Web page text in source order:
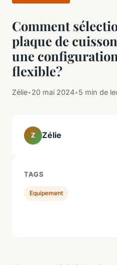
Comment
plaque de
une
flexible?
Zélie•20 mai 2024•5 min de
Z Zélie
TAGS
Equipement